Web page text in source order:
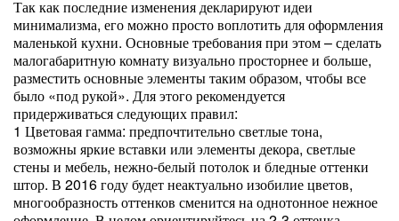
Так как последние изменения декларируют идеи
минимализма, его можно просто воплотить для оформления
маленькой кухни. Основные требования при этом – сделать
малогабаритную комнату визуально просторнее и больше,
разместить основные элементы таким образом, чтобы все
было «под рукой». Для этого рекомендуется
придерживаться следующих правил:
1 Цветовая гамма: предпочтительно светлые тона,
возможны яркие вставки или элементы декора, светлые
стены и мебель, нежно-белый потолок и бледные оттенки
штор. В 2016 году будет неактуально изобилие цветов,
многообразность оттенков сменится на однотонное нежное